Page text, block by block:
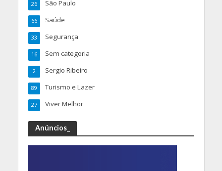
São Paulo
26
Saúde
66
Segurança
33
Sem categoria
16
Sergio Ribeiro
2
Turismo e Lazer
89
Viver Melhor
27
Anúncios_